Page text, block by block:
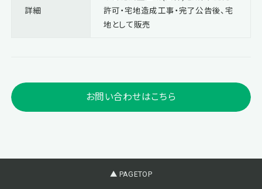
詳細
許可・宅地造成工事・完了公告後、宅
地として販売
お問い合わせはこちら
▲ PAGETOP